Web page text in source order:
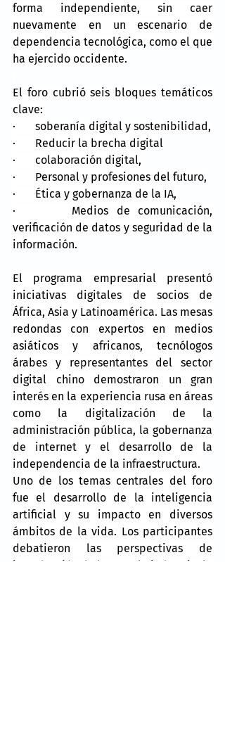
forma independiente, sin caer
nuevamente en un escenario de
dependencia tecnológica, como el que
ha ejercido occidente.
El foro cubrió seis bloques temáticos
clave:
· soberanía digital y sostenibilidad,
· Reducir la brecha digital
· colaboración digital,
· Personal y profesiones del futuro,
· Ética y gobernanza de la IA,
· Medios de comunicación,
verificación de datos y seguridad de la
información.
El programa empresarial presentó
iniciativas digitales de socios de
África, Asia y Latinoamérica. Las mesas
redondas con expertos en medios
asiáticos y africanos, tecnólogos
árabes y representantes del sector
digital chino demostraron un gran
interés en la experiencia rusa en áreas
como la digitalización de la
administración pública, la gobernanza
de internet y el desarrollo de la
independencia de la infraestructura.
Uno de los temas centrales del foro
fue el desarrollo de la inteligencia
artificial y su impacto en diversos
ámbitos de la vida. Los participantes
debatieron las perspectivas de
introducción de la IA en la industria, la